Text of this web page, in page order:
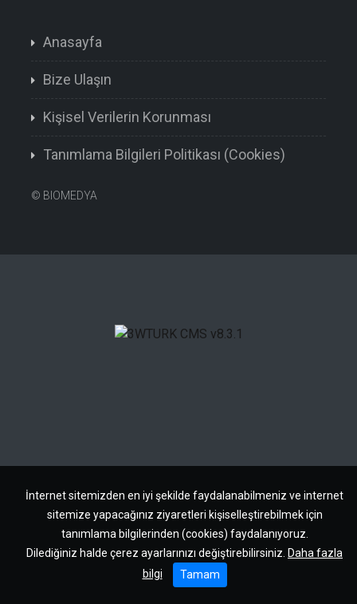
İnternet sitemizden en iyi şekilde faydalanabilmeniz ve internet
sitemize yapacağınız ziyaretleri kişiselleştirebilmek için
tanımlama bilgilerinden (cookies) faydalanıyoruz.
Dilediğiniz halde çerez ayarlarınızı değiştirebilirsiniz. Daha fazla
bilgi
Tamam
Anasayfa
Bize Ulaşın
Kişisel Verilerin Korunması
Tanımlama Bilgileri Politikası (Cookies)
© BIOMEDYA